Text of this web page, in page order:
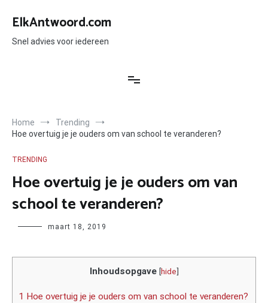
naar
inhoud
ElkAntwoord.com
Snel advies voor iedereen
Home
Trending
Hoe overtuig je je ouders om van school te veranderen?
TRENDING
Hoe overtuig je je ouders om van
school te veranderen?
Author maart 18, 2019
Inhoudsopgave [hide]
1 Hoe overtuig je je ouders om van school te veranderen?